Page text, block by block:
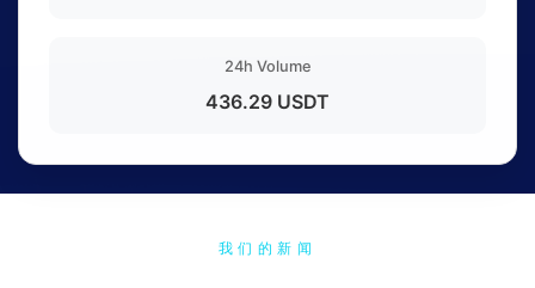
24h Volume
436.29 USDT
我们的新闻